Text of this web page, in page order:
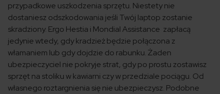
przypadkowe uszkodzenia sprzętu. Niestety nie
dostaniesz odszkodowania jeśli Twój laptop zostanie
skradziony. Ergo Hestia i Mondial Assistance zapłacą
jedynie wtedy, gdy kradzież będzie połączona z
włamaniem lub gdy dojdzie do rabunku. Żaden
ubezpieczyciel nie pokryje strat, gdy po prostu zostawisz
sprzęt na stoliku w kawiarni czy w przedziale pociągu. Od
własnego roztargnienia się nie ubezpieczysz. Podobne